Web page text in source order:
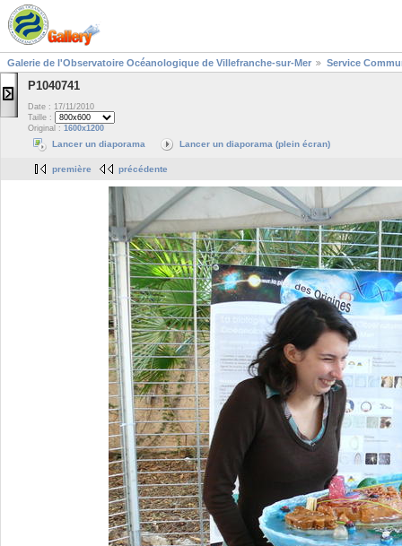
Galerie de l'Observatoire Océanologique de Villefranche-sur-Mer Service
P1040741
Date : 17/11/2010
Taille :
Original : 1600x1200
Lancer un diaporama Lancer un diaporama (plein écran)
première précédente